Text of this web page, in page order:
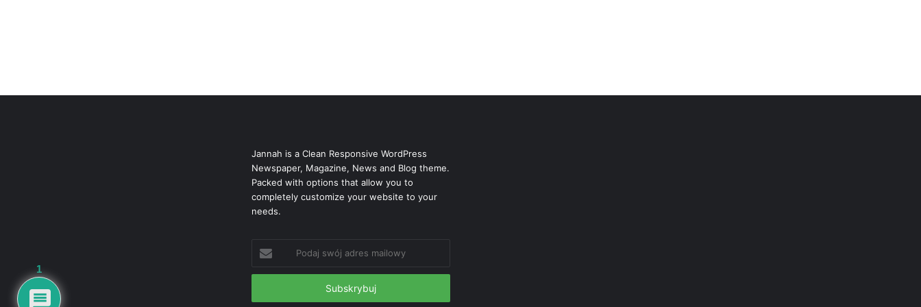
Jannah is a Clean Responsive WordPress
Newspaper, Magazine, News and Blog theme.
Packed with options that allow you to
completely customize your website to your
needs.
swój
adres
1